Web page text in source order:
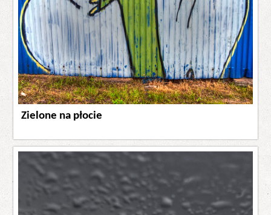
Zielone na płocie